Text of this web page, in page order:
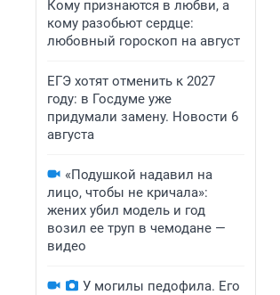
Кому признаются в любви, а
кому разобьют сердце:
любовный гороскоп на август
ЕГЭ хотят отменить к 2027
году: в Госдуме уже
придумали замену. Новости 6
августа
«Подушкой надавил на
лицо, чтобы не кричала»:
жених убил модель и год
возил ее труп в чемодане —
видео
У могилы педофила. Его